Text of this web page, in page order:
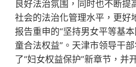
良好法治氛围，同时也不断提
社会的法治化管理水平，更好
报告重申的“坚持男女平等基
童合法权益”。天津市领导干
了“妇女权益保护”新章节，并